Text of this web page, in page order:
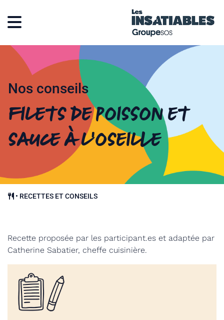
Nos conseils
Filets de poisson et
sauce à l’oseille
• RECETTES ET CONSEILS
Recette proposée par les participant.es et adaptée par
Catherine Sabatier, cheffe cuisinière.